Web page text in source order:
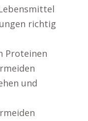
richtig
Proteinen
und